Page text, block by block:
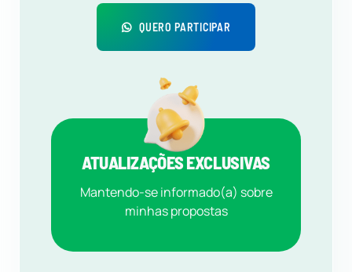
QUERO PARTICIPAR
ATUALIZAÇÕES EXCLUSIVAS
Mantendo-se informado(a) sobre
minhas propostas